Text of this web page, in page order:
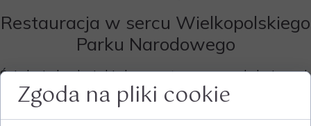
Restauracja w sercu Wielkopolskiego
Parku Narodowego
Śniadania, lunche i obiady przygotowywane z ekologicznych
składników, lokalnych produktów i wyjątkowego orkiszu
Oberkulmer Rotkorn. Od ponad 20 lat gotujemy naturalnie –
Zgoda na pliki cookie